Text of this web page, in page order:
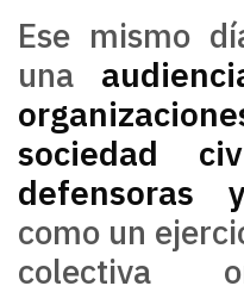
Ese mismo
una
sociedad
defensoras
como un
colectiva